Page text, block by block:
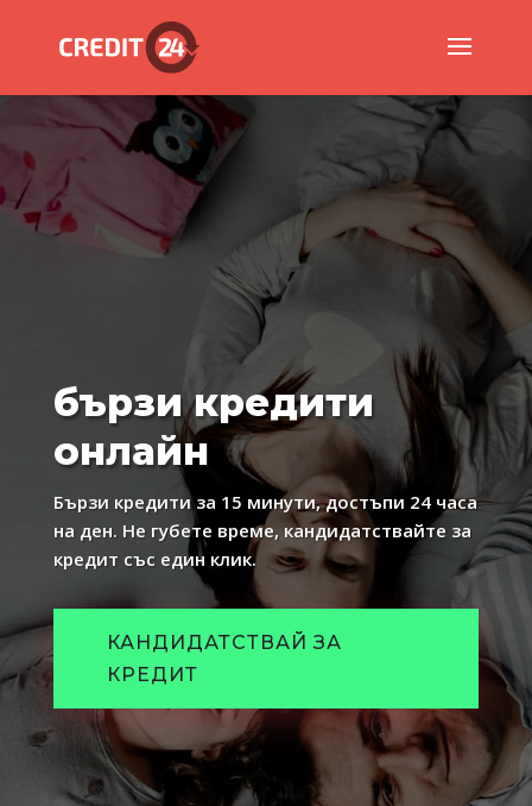
бързи кредити
онлайн
Бързи кредити за 15 минути, достъпи 24 часа
на ден. Не губете време, кандидатствайте за
кредит със един клик.
КАНДИДАТСТВАЙ ЗА
КРЕДИТ